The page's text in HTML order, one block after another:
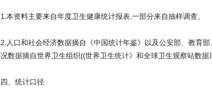
1.本资料主要来自年度卫生健康统计报表.一部分来自抽样调查。
2.人口和社会经济数据摘自《中国统计年鉴》以及公安部、教育
况数据摘自世界卫生组织((世界卫生统计》和全球卫生观察站数据
四、统计口径